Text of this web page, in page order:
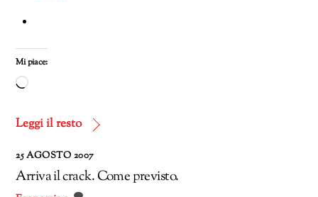
Mi piace:
Caricamento
corso…
Leggi il resto
25 AGOSTO 2007
Arriva il crack. Come previsto.